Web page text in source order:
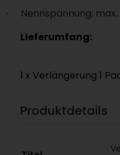
·
Nennspannung: max.
Lieferumfang:
1 x Verlängerung 1
Produktdetails